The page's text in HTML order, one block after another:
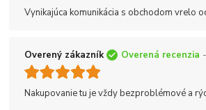
Vynikajúca komunikácia s obchodom vrelo
Overený zákazník Overená recenzia
Nakupovanie tu je vždy bezproblémové a